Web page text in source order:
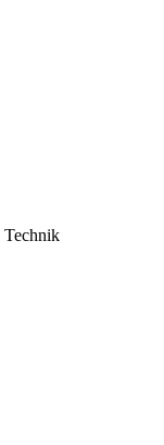
Technik